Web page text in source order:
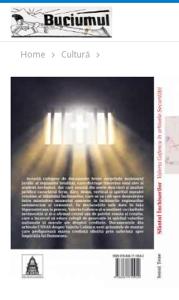
Home Cultură